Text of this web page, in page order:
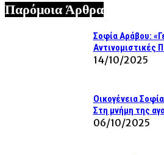
Παρόμοια Άρθρα
Σοφία Αράβου:
Αντινομιστικές
14/10/2025
Οικογένεια
Στη μνήμη της
06/10/2025